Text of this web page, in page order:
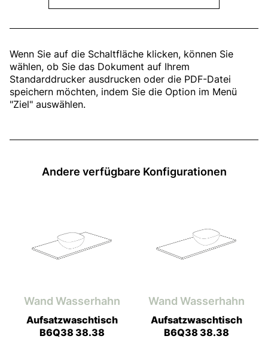
Wenn Sie auf die Schaltfläche klicken, können Sie
wählen, ob Sie das Dokument auf Ihrem
Standarddrucker ausdrucken oder die PDF-Datei
speichern möchten, indem Sie die Option im Menü
"Ziel" auswählen.
Andere verfügbare Konfigurationen
Wand Wasserhahn
Aufsatzwaschtisch
B6Q38 38.38
Wand Wasserhahn
Aufsatzwaschtisch
B6Q38 38.38